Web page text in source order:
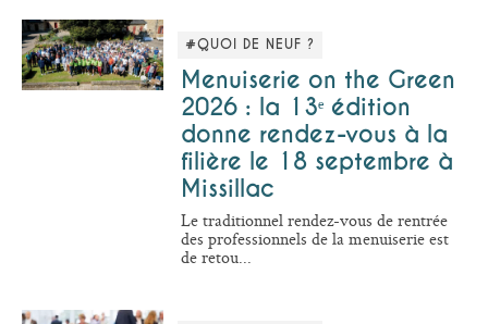
#QUOI DE NEUF ?
Menuiserie on the Green
2026 : la 13ᵉ édition
donne rendez-vous à la
filière le 18 septembre à
Missillac
Le traditionnel rendez-vous de rentrée
des professionnels de la menuiserie est
de retou...